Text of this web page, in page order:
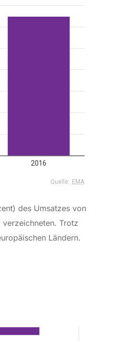
des Umsatzes von
Trotz
Ländern.